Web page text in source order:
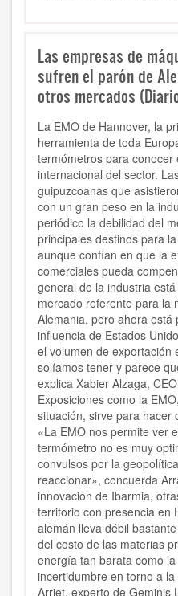
Las empresas de
sufren el parón de
otros mercados
La EMO de Hannover, la
herramienta de toda
termómetros para conocer
internacional del sector.
guipuzcoanas que
con un gran peso en la
periódico la debilidad del
principales destinos para
aunque confían en que la
comerciales pueda
general de la industria
mercado referente para la
Alemania, pero ahora está
influencia de Estados
el volumen de exportación
solíamos tener y parece
explica Xabier Alzaga,
Exposiciones como la
situación, sirve para hacer
«La EMO nos permite ver
termómetro no es muy
convulsos por la
reaccionar», concuerda
innovación de Ibarmia,
territorio con presencia en
alemán lleva débil
del costo de las materias
energía tan barata como
incertidumbre en torno a
Arriet, experto de Geminis